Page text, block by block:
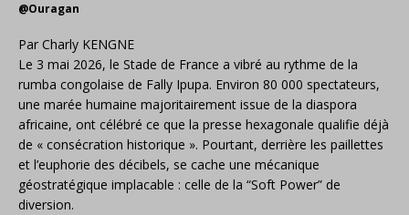
@Ouragan
Par Charly KENGNE
Le 3 mai 2026, le Stade de France a vibré au rythme de la
rumba congolaise de Fally Ipupa. Environ 80 000 spectateurs,
une marée humaine majoritairement issue de la diaspora
africaine, ont célébré ce que la presse hexagonale qualifie déjà
de « consécration historique ». Pourtant, derrière les paillettes
et l’euphorie des décibels, se cache une mécanique
géostratégique implacable : celle de la “Soft Power” de
diversion.